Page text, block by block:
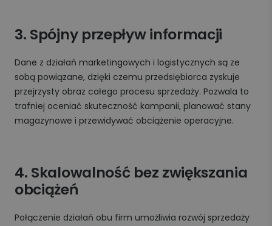
3. Spójny przepływ informacji
Dane z działań marketingowych i logistycznych są ze
sobą powiązane, dzięki czemu przedsiębiorca zyskuje
przejrzysty obraz całego procesu sprzedaży. Pozwala to
trafniej oceniać skuteczność kampanii, planować stany
magazynowe i przewidywać obciążenie operacyjne.
4. Skalowalność bez zwiększania
obciążeń
Połączenie działań obu firm umożliwia rozwój sprzedaży